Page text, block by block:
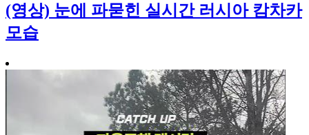
(영상) 눈에 파묻힌 실시간 러시아 캄차카
모습